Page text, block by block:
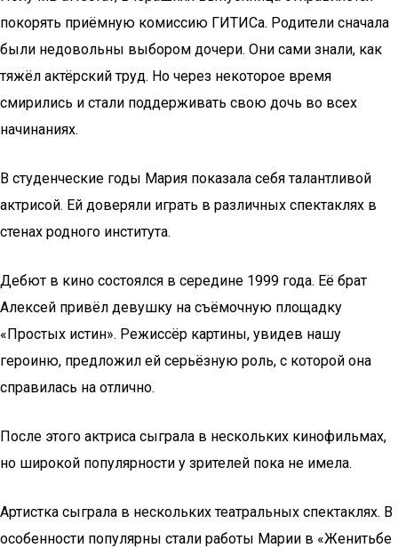
покорять приёмную комиссию ГИТИСа. Родители сначала
были недовольны выбором дочери. Они сами знали, как
тяжёл актёрский труд. Но через некоторое время
смирились и стали поддерживать свою дочь во всех
начинаниях.
В студенческие годы Мария показала себя талантливой
актрисой. Ей доверяли играть в различных спектаклях в
стенах родного института.
Дебют в кино состоялся в середине 1999 года. Её брат
Алексей привёл девушку на съёмочную площадку
«Простых истин». Режиссёр картины, увидев нашу
героиню, предложил ей серьёзную роль, с которой она
справилась на отлично.
После этого актриса сыграла в нескольких кинофильмах,
но широкой популярности у зрителей пока не имела.
Артистка сыграла в нескольких театральных спектаклях. В
особенности популярны стали работы Марии в «Женитьбе